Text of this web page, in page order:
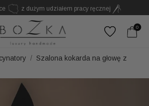
z dużym udziałem pracy ręcznej
Nie kolejny dodatek 0
Szalona kokarda na głowę z